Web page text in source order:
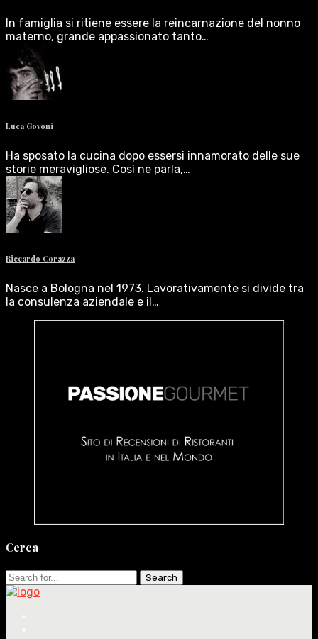
In famiglia si ritiene essere la reincarnazione del nonno
materno, grande appassionato tanto…
Luca Govoni
Ha sposato la cucina dopo essersi innamorato delle sue
storie meravigliose. Così ne parla,…
Riccardo Corazza
Nasce a Bologna nel 1973. Lavorativamente si divide tra
la consulenza aziendale e il…
Cerca
Search
for: